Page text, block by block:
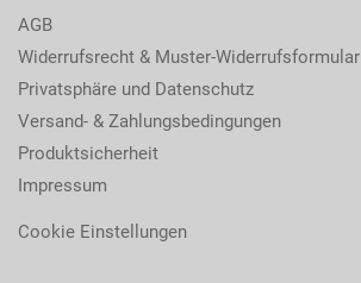
AGB
Widerrufsrecht & Muster-Widerrufsformular
Privatsphäre und Datenschutz
Versand- & Zahlungsbedingungen
Produktsicherheit
Impressum
Cookie Einstellungen